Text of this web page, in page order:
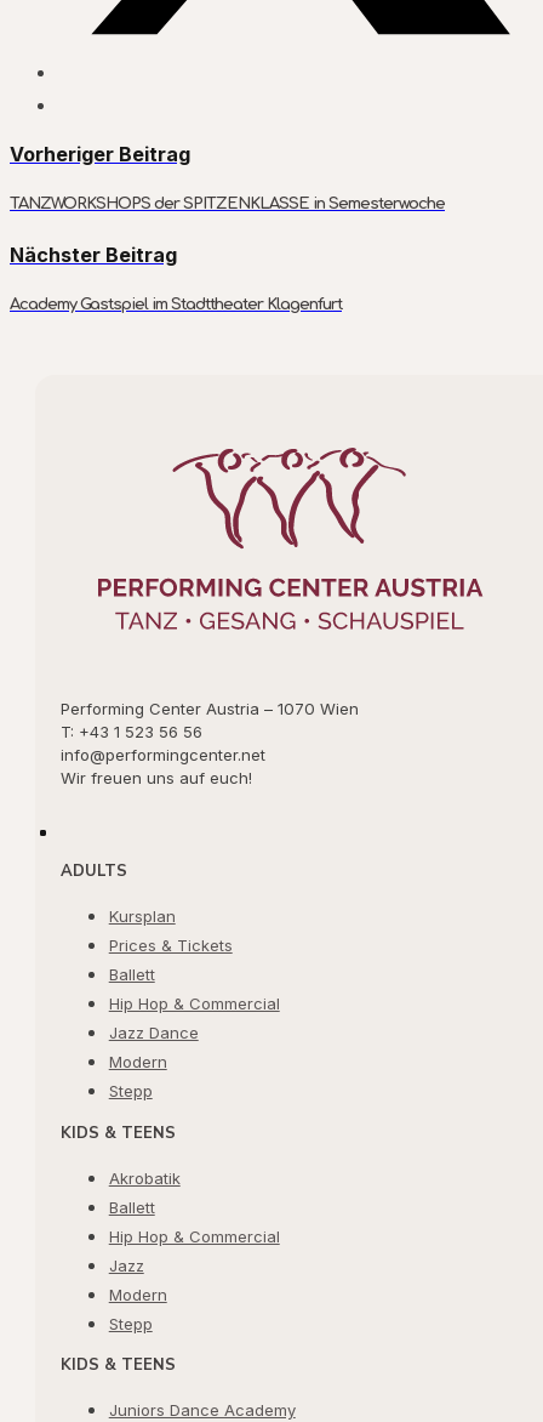
Vorheriger Beitrag
TANZWORKSHOPS der SPITZENKLASSE in Semesterwoche
Nächster Beitrag
Academy Gastspiel im Stadttheater Klagenfurt
Performing Center Austria – 1070 Wien
T: +43 1 523 56 56
info@performingcenter.net
Wir freuen uns auf euch!
ADULTS
Kursplan
Prices & Tickets
Ballett
Hip Hop & Commercial
Jazz Dance
Modern
Stepp
KIDS & TEENS
Akrobatik
Ballett
Hip Hop & Commercial
Jazz
Modern
Stepp
KIDS & TEENS
Juniors Dance Academy